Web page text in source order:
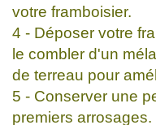
votre framboisier.
4 - Déposer votre
le combler d'un
de terreau pour
5 - Conserver une
premiers arrosages.